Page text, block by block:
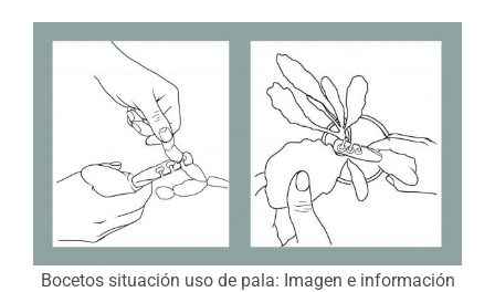
Bocetos situación uso de pala: Imagen e información